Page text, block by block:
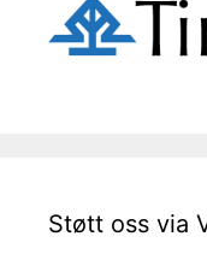
Støtt oss via